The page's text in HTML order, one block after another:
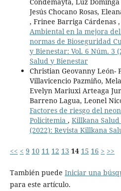
Jesús Chocano Rosas,
, Frinee Barriga Cárdenas ,
Ambiental en la mejora
normas de Bioseguridad
y Bienestar: Vol. 6 Núm. 3
Salud y Bienestar
Christian Geovanny León-
Villavicencio Pazmiño,
Evelyn Mariuxi Arteaga
Barreno Lagua, Leonel
Factores de riesgo del
Policitemia , Killkana
(2022): Revista Killkana
<< < 9 10 11 12 13 14 15 16 > >>
También puede Iniciar una
para este artículo.